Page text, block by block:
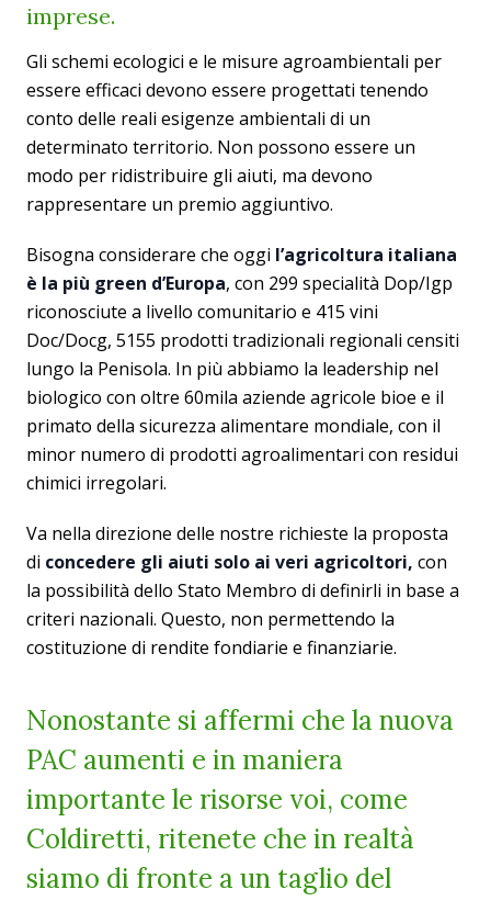
imprese.
Gli schemi ecologici e le misure agroambientali per
essere efficaci devono essere progettati tenendo
conto delle reali esigenze ambientali di un
determinato territorio. Non possono essere un
modo per ridistribuire gli aiuti, ma devono
rappresentare un premio aggiuntivo.
Bisogna considerare che oggi l’agricoltura italiana
è la più green d’Europa, con 299 specialità Dop/Igp
riconosciute a livello comunitario e 415 vini
Doc/Docg, 5155 prodotti tradizionali regionali censiti
lungo la Penisola. In più abbiamo la leadership nel
biologico con oltre 60mila aziende agricole bioe e il
primato della sicurezza alimentare mondiale, con il
minor numero di prodotti agroalimentari con residui
chimici irregolari.
Va nella direzione delle nostre richieste la proposta
di concedere gli aiuti solo ai veri agricoltori, con
la possibilità dello Stato Membro di definirli in base a
criteri nazionali. Questo, non permettendo la
costituzione di rendite fondiarie e finanziarie.
Nonostante si affermi che la nuova
PAC aumenti e in maniera
importante le risorse voi, come
Coldiretti, ritenete che in realtà
siamo di fronte a un taglio del